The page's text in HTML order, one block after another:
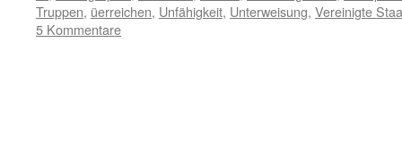
Truppen, üerreichen, Unfähigkeit, Unterweisung, Vereinigte
5 Kommentare